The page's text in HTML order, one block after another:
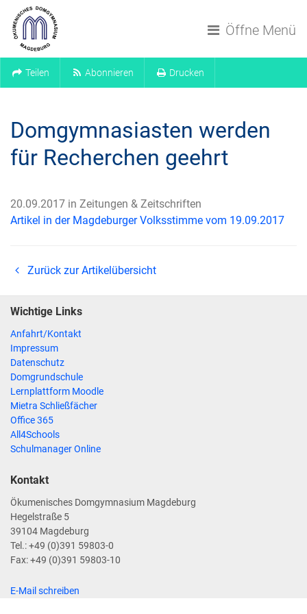
Öffne Menü
Teilen Abonnieren Drucken
Domgymnasiasten werden
für Recherchen geehrt
20.09.2017 in Zeitungen & Zeitschriften
Artikel in der Magdeburger Volksstimme vom 19.09.2017
Zurück zur Artikelübersicht
Wichtige Links
Anfahrt/Kontakt
Impressum
Datenschutz
Domgrundschule
Lernplattform Moodle
Mietra Schließfächer
Office 365
All4Schools
Schulmanager Online
Kontakt
Ökumenisches Domgymnasium Magdeburg
Hegelstraße 5
39104 Magdeburg
Tel.: +49 (0)391 59803-0
Fax: +49 (0)391 59803-10
E-Mail schreiben